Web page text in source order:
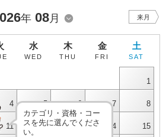
年 08月 来月
水
WED
木
THU
金
FRI
土
SAT
1
4 5 6 7 8
11 12 13 14 15
カテゴリ・資格・コー
スを先に選んでくださ
い。